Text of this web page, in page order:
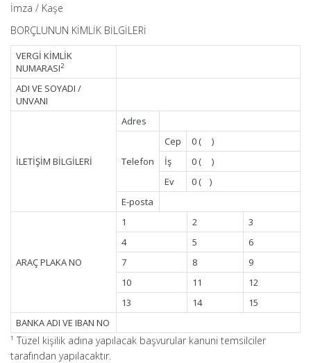
İmza / Kaşe
BORÇLUNUN KİMLİK BİLGİLERİ
VERGİ KİMLİK
NUMARASI2
ADI VE SOYADI /
UNVANI
İLETİŞİM BİLGİLERİ
Adres
Telefon
Cep
0 ( )
İş
0 ( )
Ev
0 ( )
E-posta
ARAÇ PLAKA NO
1 2
3
4
5
6
7
8
9
10
11
12
13
14
15
BANKA ADI VE IBAN NO
¹ Tüzel kişilik adına yapılacak başvurular kanuni temsilciler
tarafından yapılacaktır.